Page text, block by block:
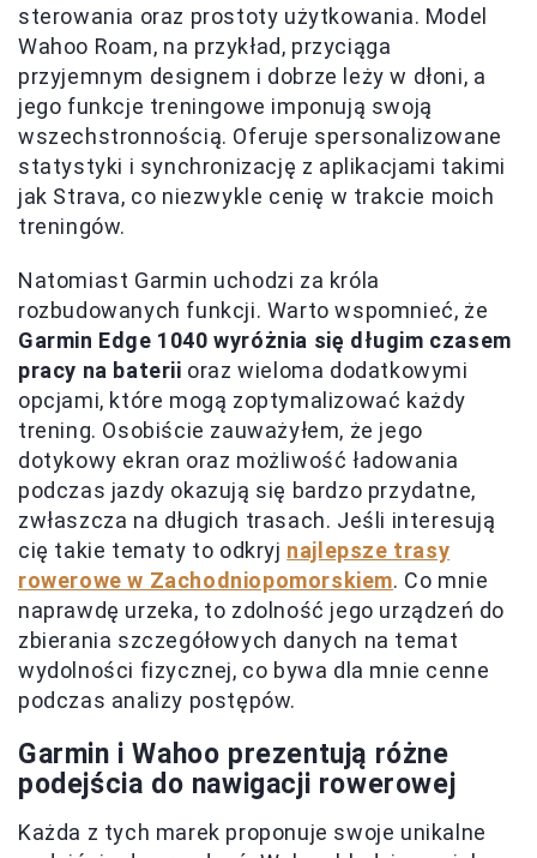
sterowania oraz prostoty użytkowania. Model
Wahoo Roam, na przykład, przyciąga
przyjemnym designem i dobrze leży w dłoni, a
jego funkcje treningowe imponują swoją
wszechstronnością. Oferuje spersonalizowane
statystyki i synchronizację z aplikacjami takimi
jak Strava, co niezwykle cenię w trakcie moich
treningów.
Natomiast Garmin uchodzi za króla
rozbudowanych funkcji. Warto wspomnieć, że
Garmin Edge 1040 wyróżnia się długim czasem
pracy na baterii oraz wieloma dodatkowymi
opcjami, które mogą zoptymalizować każdy
trening. Osobiście zauważyłem, że jego
dotykowy ekran oraz możliwość ładowania
podczas jazdy okazują się bardzo przydatne,
zwłaszcza na długich trasach. Jeśli interesują
cię takie tematy to odkryj najlepsze trasy
rowerowe w Zachodniopomorskiem. Co mnie
naprawdę urzeka, to zdolność jego urządzeń do
zbierania szczegółowych danych na temat
wydolności fizycznej, co bywa dla mnie cenne
podczas analizy postępów.
Garmin i Wahoo prezentują różne
podejścia do nawigacji rowerowej
Każda z tych marek proponuje swoje unikalne